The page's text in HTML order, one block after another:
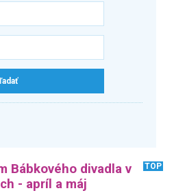
Bábkového divadla v
- apríl a máj
TOP